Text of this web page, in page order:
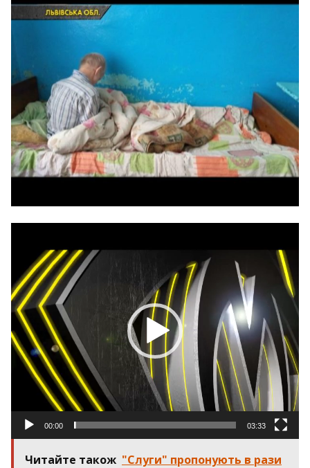
00:00 03:33
Читайте також "Cлуги" пропонують в рази